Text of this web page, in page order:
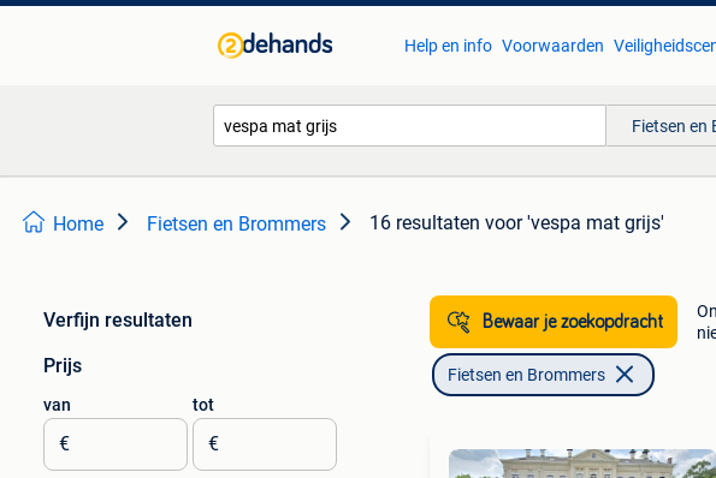
Help en info Voorwaarden
Fietsen en
Home Fietsen en Brommers 16 resultaten voor 'vespa mat grijs'
Verfijn resultaten
Prijs
van
€
tot
€
Bewaar je zoekopdracht
Fietsen en Brommers